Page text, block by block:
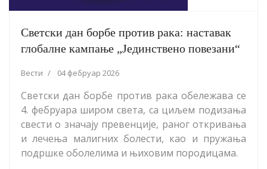
Светски дан борбе против рака: наставак
глобалне кампање „Јединствено повезани“
Вести 04 фебруар 2026
Светски дан борбе против рака обележава се
4. фебруара широм света, са циљем подизања
свести о значају превенције, раног откривања
и лечења малигних болести, као и пружања
подршке оболелима и њиховим породицама.